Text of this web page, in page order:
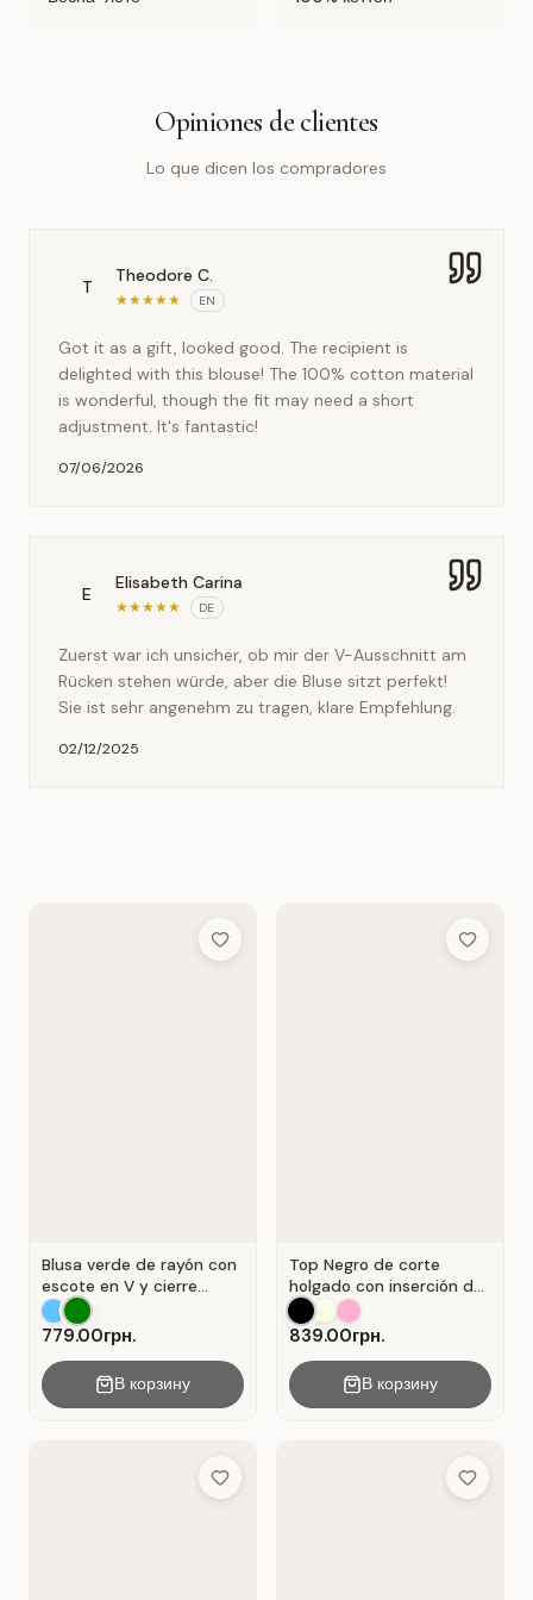
Opiniones de clientes
Lo que dicen los compradores
T
Theodore C.
★★★★★ EN
Got it as a gift, looked good. The recipient is
delighted with this blouse! The 100% cotton material
is wonderful, though the fit may need a short
adjustment. It's fantastic!
07/06/2026
E
Elisabeth Carina
★★★★★ DE
Zuerst war ich unsicher, ob mir der V-Ausschnitt am
Rücken stehen würde, aber die Bluse sitzt perfekt!
Sie ist sehr angenehm zu tragen, klare Empfehlung.
02/12/2025
Add to Wish List
Blusa verde de rayón con
escote en V y cierre
Verde .
779.00грн.
В корзину
Add to
Top Negro de corte
holgado con inserción de
encaje calado.
839.00грн.
В корзину
Add to Wish List Add to